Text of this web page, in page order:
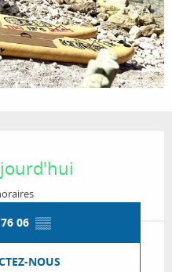
06 ▒▒
NOUS